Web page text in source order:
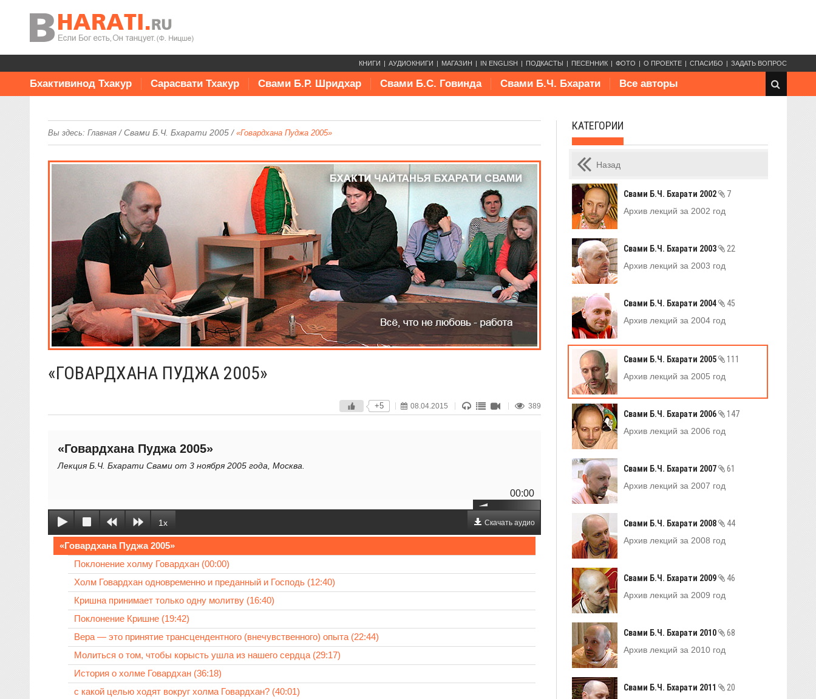
КНИГИ АУДИОКНИГИ МАГАЗИН IN ENGLISH ПОДКАСТЫ ПЕСЕННИК ФОТО О ПРОЕКТЕ СПАСИБО ЗАДАТЬ ВОПРОС
Бхактивинод Тхакур Сарасвати Тхакур Свами Б.Р. Шридхар Свами Б.С. Говинда Свами Б.Ч. Бхарати Все авторы
Вы здесь: Главная/Свами Б.Ч. Бхарати 2005/ «Говардхана Пуджа 2005»
«ГОВАРДХАНА ПУДЖА 2005»
+5 08.04.2015 389
«Говардхана Пуджа 2005»
Лекция Б.Ч. Бхарати Свами от 3 ноября 2005 года, Москва.
00:00
1x Скачать аудио
«Говардхана Пуджа 2005»
Поклонение холму Говардхан (00:00)
Холм Говардхан одновременно и преданный и Господь (12:40)
Кришна принимает только одну молитву (16:40)
Поклонение Кришне (19:42)
Вера — это принятие трансцендентного (внечувственного) опыта (22:44)
Молиться о том, чтобы корысть ушла из нашего сердца (29:17)
История о холме Говардхан (36:18)
с какой целью ходят вокруг холма Говардхан? (40:01)
КАТЕГОРИИ
Назад
Свами Б.Ч. Бхарати 2002
7
Архив лекций за 2002 год
Свами Б.Ч. Бхарати 2003
22
Архив лекций за 2003 год
Свами Б.Ч. Бхарати 2004
45
Архив лекций за 2004 год
Свами Б.Ч. Бхарати 2005
111
Архив лекций за 2005 год
Свами Б.Ч. Бхарати 2006
147
Архив лекций за 2006 год
Свами Б.Ч. Бхарати 2007
61
Архив лекций за 2007 год
Свами Б.Ч. Бхарати 2008
44
Архив лекций за 2008 год
Свами Б.Ч. Бхарати 2009
46
Архив лекций за 2009 год
Свами Б.Ч. Бхарати 2010
68
Архив лекций за 2010 год
Свами Б.Ч. Бхарати 2011
20